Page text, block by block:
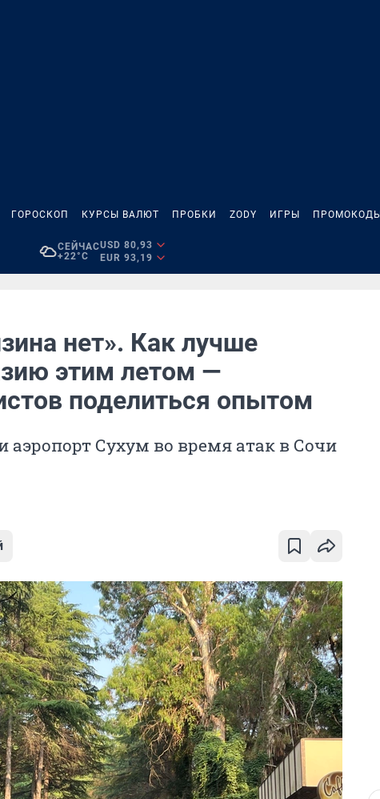
ГОРОСКОП КУРСЫ ВАЛЮТ ПРОБКИ ZODY ИГРЫ ПРОМОКОДЫ
СЕЙЧАС
+22°C
USD 80,93
EUR 93,19
нет». Как лучше
этим летом —
поделиться опытом
Сухум во время атак в Сочи